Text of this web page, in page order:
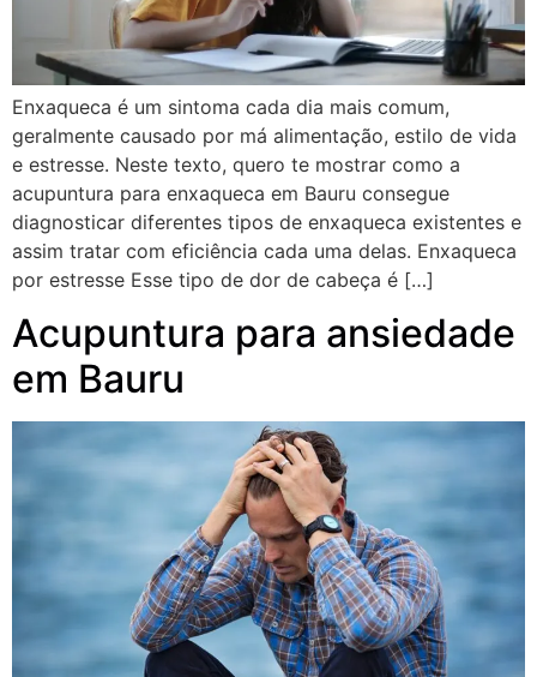
Enxaqueca é um sintoma cada dia mais comum,
geralmente causado por má alimentação, estilo de vida
e estresse. Neste texto, quero te mostrar como a
acupuntura para enxaqueca em Bauru consegue
diagnosticar diferentes tipos de enxaqueca existentes e
assim tratar com eficiência cada uma delas. Enxaqueca
por estresse Esse tipo de dor de cabeça é […]
Acupuntura para ansiedade
em Bauru